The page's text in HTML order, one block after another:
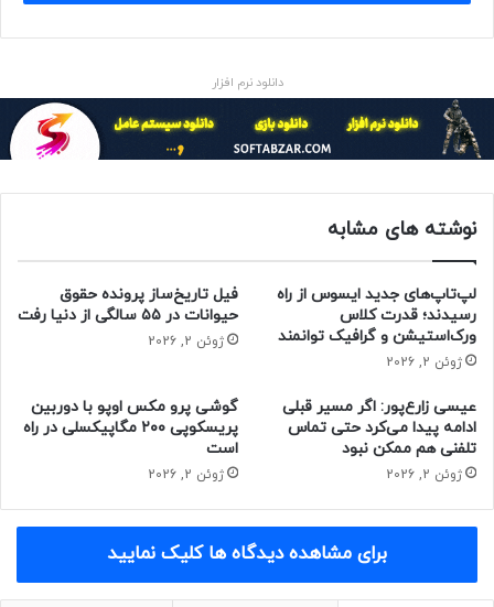
اگزینوس ۲۵۰۰ مجهز خواهد شد. این منبع کره‌ای گزارش می‌دهد
که «موضوع تجهیز زد فلیپ ۷ به اگزینوس ۲۵۰۰ را از طریق یک
مقام ارشد سامسونگ الکترونیکس تأیید کرده است.»
فروش سالانه‌ی سامسونگ را تشکیل می‌دهد. از آنجایی که انتظار
عرضه شوند، سامسونگ زمان کافی برای بهبود بازدهی اولین
تراشه‌ی پرچمدار ۳ نانومتری خود خواهد داشت.
دانلود نرم افزار
نوشته های مشابه
لپ‌تاپ‌های جدید ایسوس از راه
رسیدند؛ قدرت کلاس
ورک‌استیشن و گرافیک توانمند
ژوئن 2, 2026
فیل تاریخ‌ساز پرونده حقوق
حیوانات در ۵۵ سالگی از دنیا رفت
ژوئن 2, 2026
عیسی زارع‌پور: اگر مسیر قبلی
ادامه پیدا می‌کرد حتی تماس
تلفنی هم ممکن نبود
ژوئن 2, 2026
گوشی پرو مکس اوپو با دوربین
پریسکوپی ۲۰۰ مگاپیکسلی در راه
است
ژوئن 2, 2026
برای مشاهده دیدگاه ها کلیک نمایید